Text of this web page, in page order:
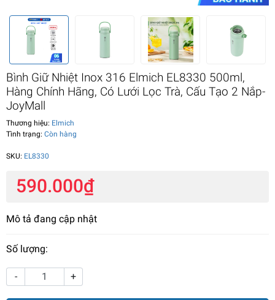
Bình Giữ Nhiệt Inox 316 Elmich EL8330 500ml,
Hàng Chính Hãng, Có Lưới Lọc Trà, Cấu Tạo 2 Nắp-
JoyMall
Thương hiệu: Elmich
Tình trạng: Còn hàng
SKU: EL8330
590.000₫
Mô tả đang cập nhật
Số lượng:
- +